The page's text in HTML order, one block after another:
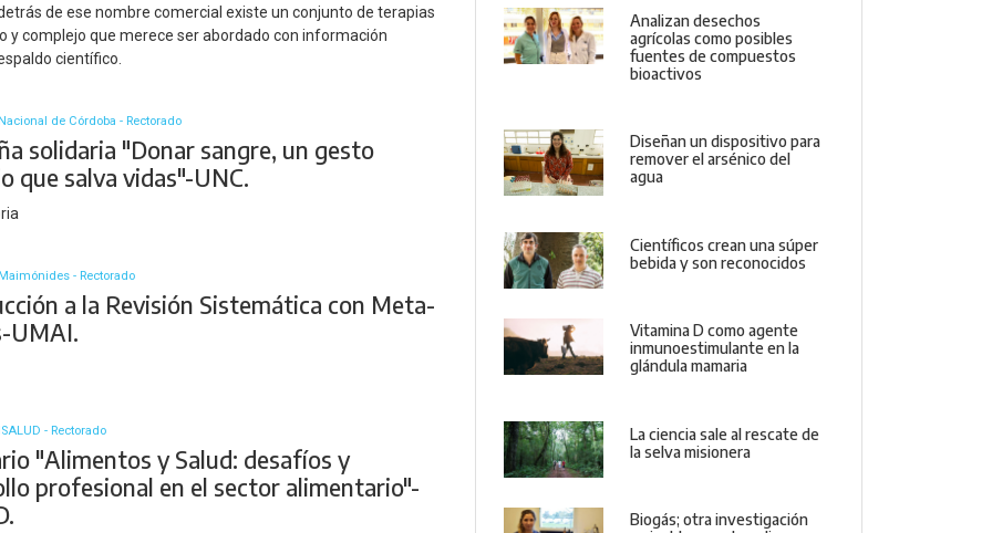
de ese nombre comercial existe un conjunto de terapias
y complejo que merece ser abordado con información
científico.
de Córdoba - Rectorado
solidaria "Donar sangre, un gesto
que salva vidas"-UNC.
- Rectorado
a la Revisión Sistemática con Meta-
UMAI.
- Rectorado
"Alimentos y Salud: desafíos y
profesional en el sector alimentario"-
Analizan desechos
agrícolas como posibles
fuentes de compuestos
bioactivos
Diseñan un dispositivo para
remover el arsénico del
agua
Científicos crean una súper
bebida y son reconocidos
Vitamina D como agente
inmunoestimulante en la
glándula mamaria
La ciencia sale al rescate de
la selva misionera
Biogás; otra investigación